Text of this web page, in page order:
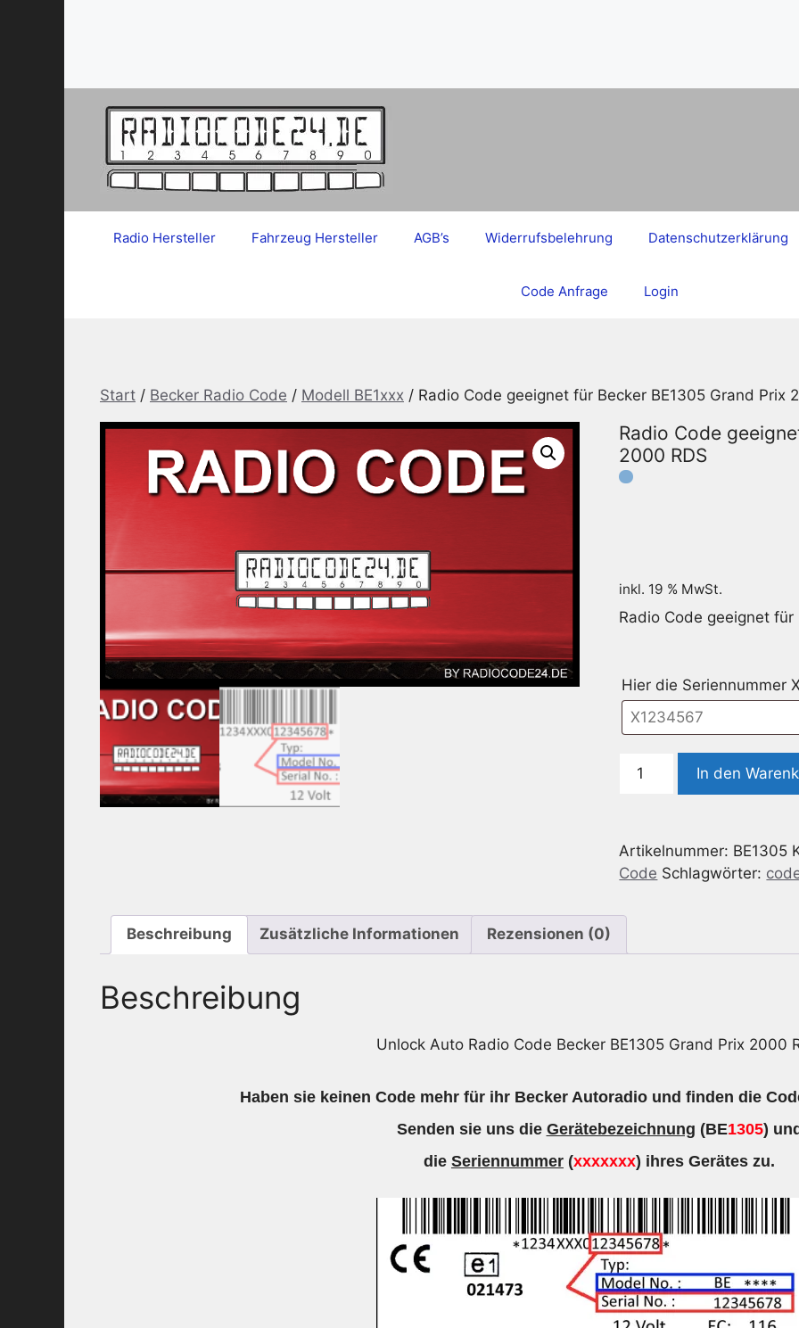
Radio Hersteller Fahrzeug Hersteller AGB’s Widerrufsbelehrung Datenschutzerklärung
Code Anfrage Login
Start / Becker Radio Code / Modell BE1xxx / Radio Code geeignet für Becker BE1305 Grand Prix
Radio Code
2000 RDS
inkl. 19 % MwSt.
Radio Code geeignet für
Hier die Seriennummer
Code
Becker
BE1305
Prix
In den
Artikelnummer: BE1305
Code Schlagwörter:
Beschreibung Zusätzliche Informationen Rezensionen (0)
Beschreibung
Unlock Auto Radio Code Becker BE1305 Grand Prix 2000
Haben sie keinen Code mehr für ihr Becker Autoradio und finden die
Senden sie uns die Gerätebezeichnung (BE1305)
die Seriennummer (xxxxxxx) ihres Gerätes zu.